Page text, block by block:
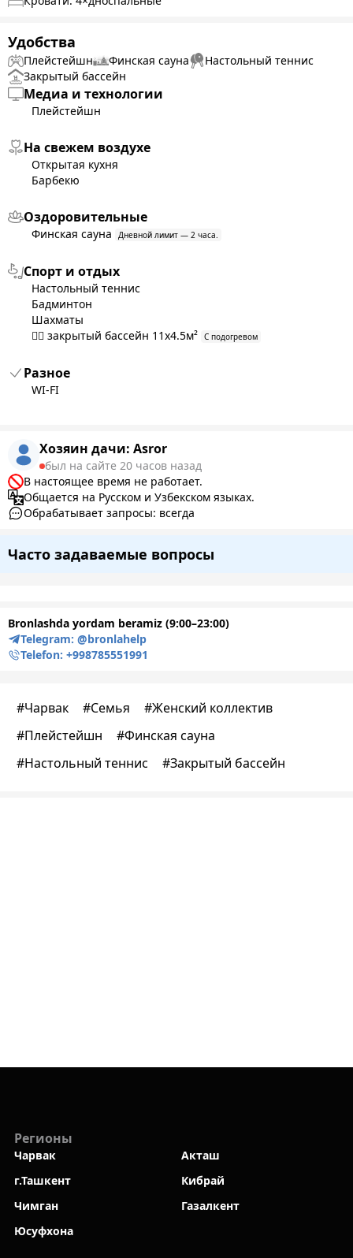
сауны — 2 часа. Дача отапливается печью, поэтому проблем
с отоплением нет.
Удобства
Плейстейшн Финская сауна
Настольный теннис
Закрытый бассейн
Медиа и технологии
Плейстейшн
На свежем воздухе
Открытая кухня
Барбекю
Оздоровительные
Финская сауна Дневной лимит — 2 часа.
Спорт и отдых
Настольный теннис
Бадминтон
Шахматы
🏊‍♀️ закрытый бассейн 11x4.5м² С подогревом
Разное
WI-FI
Хозяин дачи: Asror
был на сайте 20 часов назад
В настоящее время не работает.
Общается на Русском и Узбекском языках.
Обрабатывает запросы: всегда
Часто задаваемые вопросы
Bronlashda yordam beramiz (9:00–23:00)
Telegram: @bronlahelp
Telefon: +998785551991
#Чарвак #Семья #Женский коллектив
#Плейстейшн #Финская сауна
#Настольный теннис #Закрытый бассейн
Регионы
Чарвак
Акташ
г.Ташкент
Кибрай
Чимган
Газалкент
Юсуфхона